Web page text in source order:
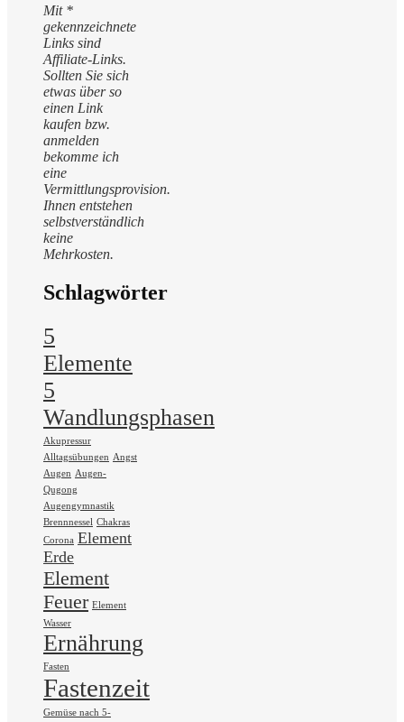
Mit *
gekennzeichnete
Links sind
Affiliate-Links.
Sollten Sie sich
etwas über so
einen Link
kaufen bzw.
anmelden
bekomme ich
eine
Vermittlungsprovision.
Ihnen entstehen
selbstverständlich
keine
Mehrkosten.
Schlagwörter
5
Elemente
5
Wandlungsphasen
Akupressur
Alltagsübungen Angst
Augen Augen-
Qugong
Augengymnastik
Brennnessel Chakras
Corona Element
Erde
Element
Feuer Element
Wasser
Ernährung
Fasten
Fastenzeit
Gemüse nach 5-